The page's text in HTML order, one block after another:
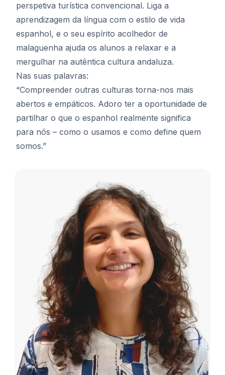
perspetiva turística convencional. Liga a
aprendizagem da língua com o estilo de vida
espanhol, e o seu espírito acolhedor de
malaguenha ajuda os alunos a relaxar e a
mergulhar na autêntica cultura andaluza.
Nas suas palavras:
“Compreender outras culturas torna-nos mais
abertos e empáticos. Adoro ter a oportunidade de
partilhar o que o espanhol realmente significa
para nós – como o usamos e como define quem
somos.”